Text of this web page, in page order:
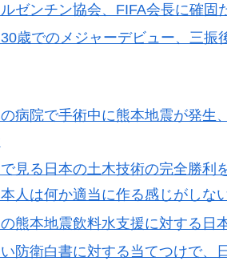
「日本の名門女子校、漫画のままかよ
杯で優勝するんだ」日本代表、W杯
ディアが2002年ワールドカップ韓
みたいな球を投げるクローザーを先
た日
ルゼンチン協会、FIFA会長に確固
30歳でのメジャーデビュー、三
病院で手術中に熊本地震が発生
見る日本の土木技術の完全勝
人は何か適当に作る感じがしな
熊本地震飲料水支援に対する日
防衛白書に対する当てつけで、